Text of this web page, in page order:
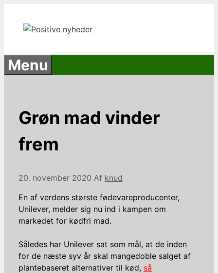
indhold
Menu
Grøn mad vinder
frem
20. november 2020 Af knud
En af verdens største fødevareproducenter,
Unilever, melder sig nu ind i kampen om
markedet for kødfri mad.
Således har Unilever sat som mål, at de inden
for de næste syv år skal mangedoble salget af
plantebaseret alternativer til kød, så